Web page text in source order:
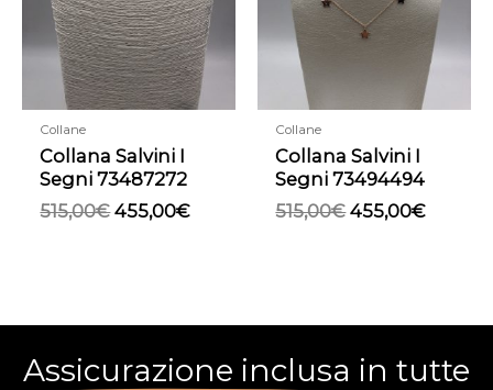
Collane
Collana Salvini I
Segni 73487272
515,00€ 455,00€
Collane
Collana Salvini I
Segni 73494494
515,00€ 455,00€
Assicurazione inclusa in tutte